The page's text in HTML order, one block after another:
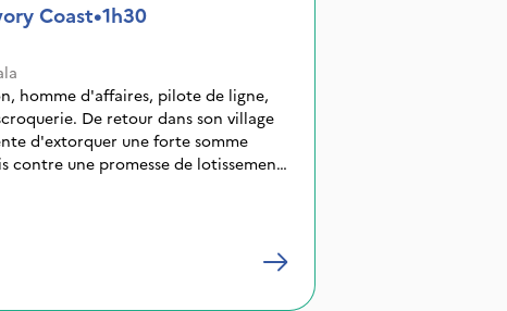
Coast•1h30
homme d'affaires, pilote de ligne,
De retour dans son village
d'extorquer une forte somme
contre une promesse de lotissement.
une peinture acide de la société
dans les villages qui est faite.